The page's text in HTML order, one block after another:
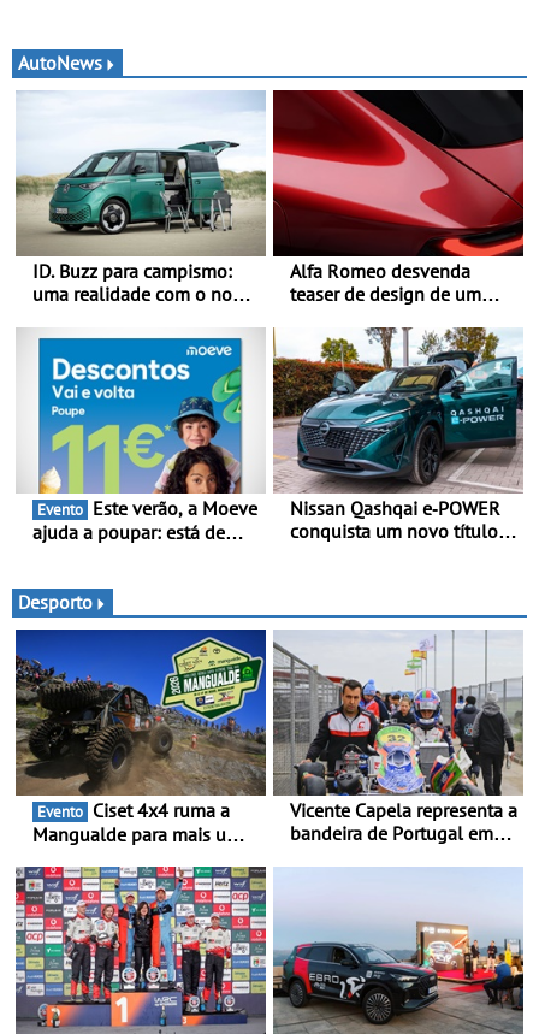
AutoNews
ID. Buzz para campismo:
uma realidade com o novo
Boa-Noite: o ID. Buzz em
versão Auto-Caravana com
ISV de 0 €
Alfa Romeo desvenda
teaser de design de um
C - Apresentado
oficialmente no quarto
trimestre de 2027
Evento
ajuda a poupar: está de
até 11€
Nissan Qashqai e‑POWER
conquista um novo título
para carregamento ou
Desporto
Evento
Mangualde para mais um
espetáculo, resistência e
desafios na montanha
Vicente Capela representa a
bandeira de Portugal em
ronda do Campeonato
Espanhol de Kart, em
Teruel